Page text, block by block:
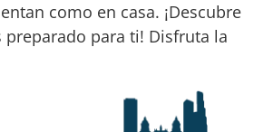
como en casa. ¡Descubre
para ti! Disfruta la